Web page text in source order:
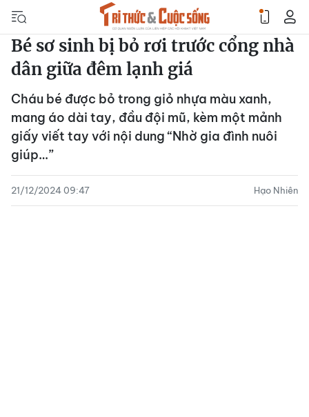
Bé sơ sinh bị bỏ rơi trước cổng nhà
dân giữa đêm lạnh giá
Cháu bé được bỏ trong giỏ nhựa màu xanh,
mang áo dài tay, đầu đội mũ, kèm một mảnh
giấy viết tay với nội dung “Nhờ gia đình nuôi
giúp…”
21/12/2024 09:47 Hạo Nhiên